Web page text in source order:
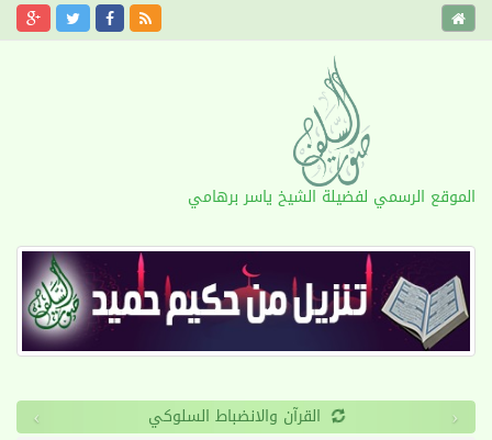
الموقع الرسمي لفضيلة الشيخ ياسر برهامي
القرآن والانضباط السلوكي ‹
›